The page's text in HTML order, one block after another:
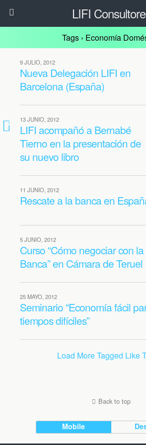
LIFI
Tags › Economía
9 JULIO, 2012
Nueva Delegación LIFI en
Barcelona (España)
2 13 JUNIO, 2012
LIFI acompañó a Bernabé
Tierno en la presentación de
su nuevo libro
11 JUNIO, 2012
Rescate a la banca en
5 JUNIO, 2012
Curso “Cómo negociar con la
Banca” en Cámara de Teruel
25 MAYO, 2012
Seminario “Economía fácil
tiempos difíciles”
Load More Tagged Like
Back to top
Mobile